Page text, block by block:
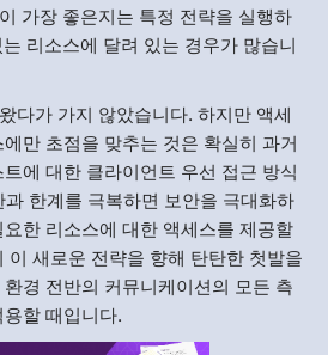
가장 좋은지는 특정 전략을 실행하
리소스에 달려 있는 경우가 많습니
다가 가지 않았습니다. 하지만 액세
만 초점을 맞추는 것은 확실히 과거
에 대한 클라이언트 우선 접근 방식
한계를 극복하면 보안을 극대화하
한 리소스에 대한 액세스를 제공할
이 새로운 전략을 향해 탄탄한 첫발을
경 전반의 커뮤니케이션의 모든 측
할 때입니다.